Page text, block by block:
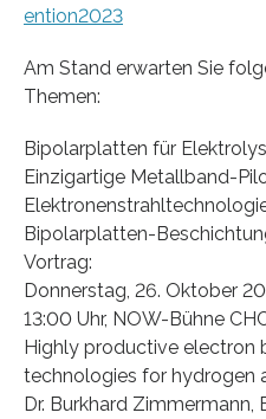
ention2023
Am Stand erwarten Sie
Themen:
Bipolarplatten für
Einzigartige Metallband-
Bipolarplatten-
Vortrag:
Donnerstag, 26. Oktober
13:00 Uhr, NOW-Bühne
Highly productive electron
technologies for hydrogen
Dr. Burkhard Zimmermann,